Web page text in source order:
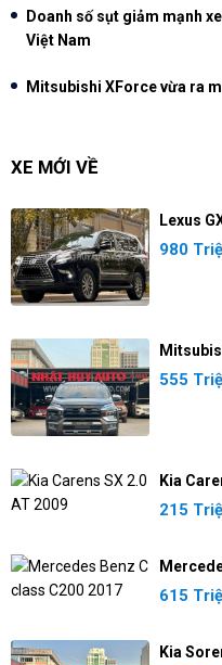
Doanh số sụt giảm mạnh
Việt Nam
Mitsubishi XForce vừa ra
XE MỚI VỀ
Lexus
980
555
Kia
215
615
Kia